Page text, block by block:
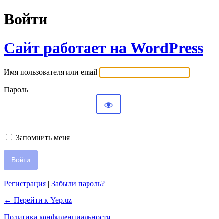
Войти
Сайт работает на WordPress
Имя пользователя или email
Пароль
Запомнить меня
Регистрация | Забыли пароль?
← Перейти к Yep.uz
Политика конфиденциальности